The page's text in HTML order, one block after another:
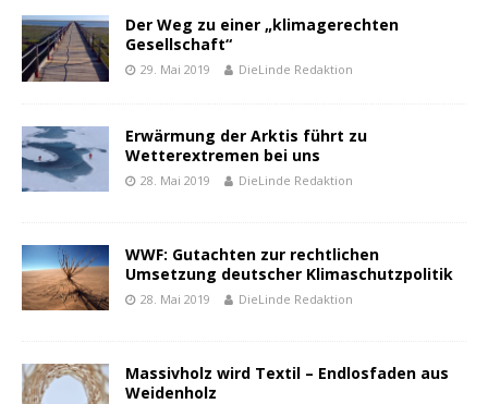
Der Weg zu einer „klimagerechten
Gesellschaft“
29. Mai 2019 DieLinde Redaktion
Erwärmung der Arktis führt zu
Wetterextremen bei uns
28. Mai 2019 DieLinde Redaktion
WWF: Gutachten zur rechtlichen
Umsetzung deutscher Klimaschutzpolitik
28. Mai 2019 DieLinde Redaktion
Massivholz wird Textil – Endlosfaden aus
Weidenholz